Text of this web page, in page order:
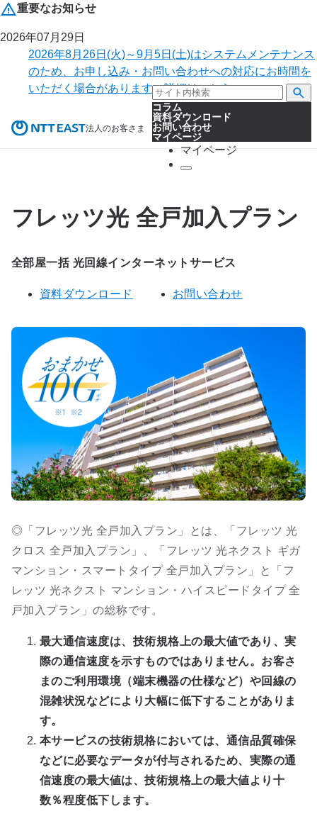
重要なお知らせ
2026年07月29日
2026年8月26日(火)～9月5日(土)はシステムメンテナンス
のため、お申し込み・お問い合わせへの対応にお時間を
いただく場合があります。詳細はこちら。
法人のお客さま
コラム
資料ダウンロード
お問い合わせ
マイページ
マイページ
フレッツ光 全戸加入プラン
全部屋一括 光回線インターネットサービス
資料ダウンロード お問い合わせ
◎「フレッツ光 全戸加入プラン」とは、「フレッツ 光
クロス 全戸加入プラン」、「フレッツ 光ネクスト ギガ
マンション・スマートタイプ 全戸加入プラン」と「フ
レッツ 光ネクスト マンション・ハイスピードタイプ 全
戸加入プラン」の総称です。
最大通信速度は、技術規格上の最大値であり、実
際の通信速度を示すものではありません。お客さ
まのご利用環境（端末機器の仕様など）や回線の
混雑状況などにより大幅に低下することがありま
す。
本サービスの技術規格においては、通信品質確保
などに必要なデータが付与されるため、実際の通
信速度の最大値は、技術規格上の最大値より十
数％程度低下します。